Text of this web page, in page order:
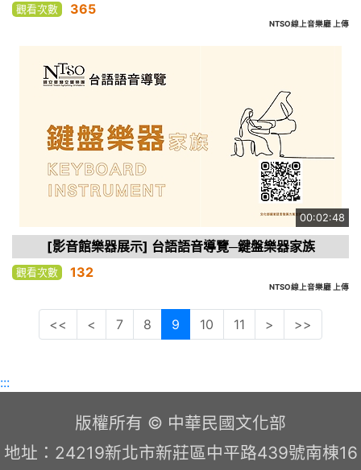
觀看次數 365
NTSO線上音樂廳 上傳
00:02:48
[影音館樂器展示] 台語語音導覽─鍵盤樂器家族
觀看次數 132
NTSO線上音樂廳 上傳
<< < 7 8 9 10 11 > >>
:::
版權所有 © 中華民國文化部
地址：24219新北市新莊區中平路439號南棟16